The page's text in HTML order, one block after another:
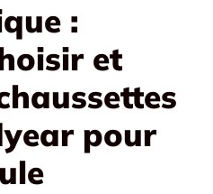
:
et
pour